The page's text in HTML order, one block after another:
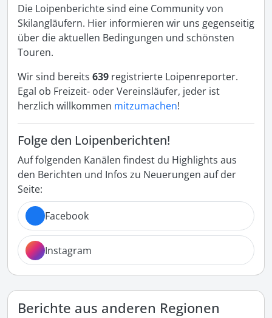
Die Loipenberichte sind eine Community von
Skilangläufern. Hier informieren wir uns gegenseitig
über die aktuellen Bedingungen und schönsten
Touren.
Wir sind bereits 639 registrierte Loipenreporter.
Egal ob Freizeit- oder Vereinsläufer, jeder ist
herzlich willkommen mitzumachen!
Folge den Loipenberichten!
Auf folgenden Kanälen findest du Highlights aus
den Berichten und Infos zu Neuerungen auf der
Seite:
Facebook
Instagram
Berichte aus anderen Regionen